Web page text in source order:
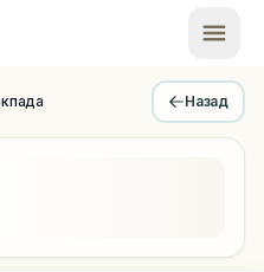
Authority in Saint
Назад